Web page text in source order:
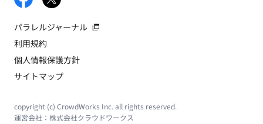
パラレルジャーナル
利用規約
個人情報保護方針
サイトマップ
copyright (c) CrowdWorks Inc. all rights reserved.
運営会社： 株式会社クラウドワークス